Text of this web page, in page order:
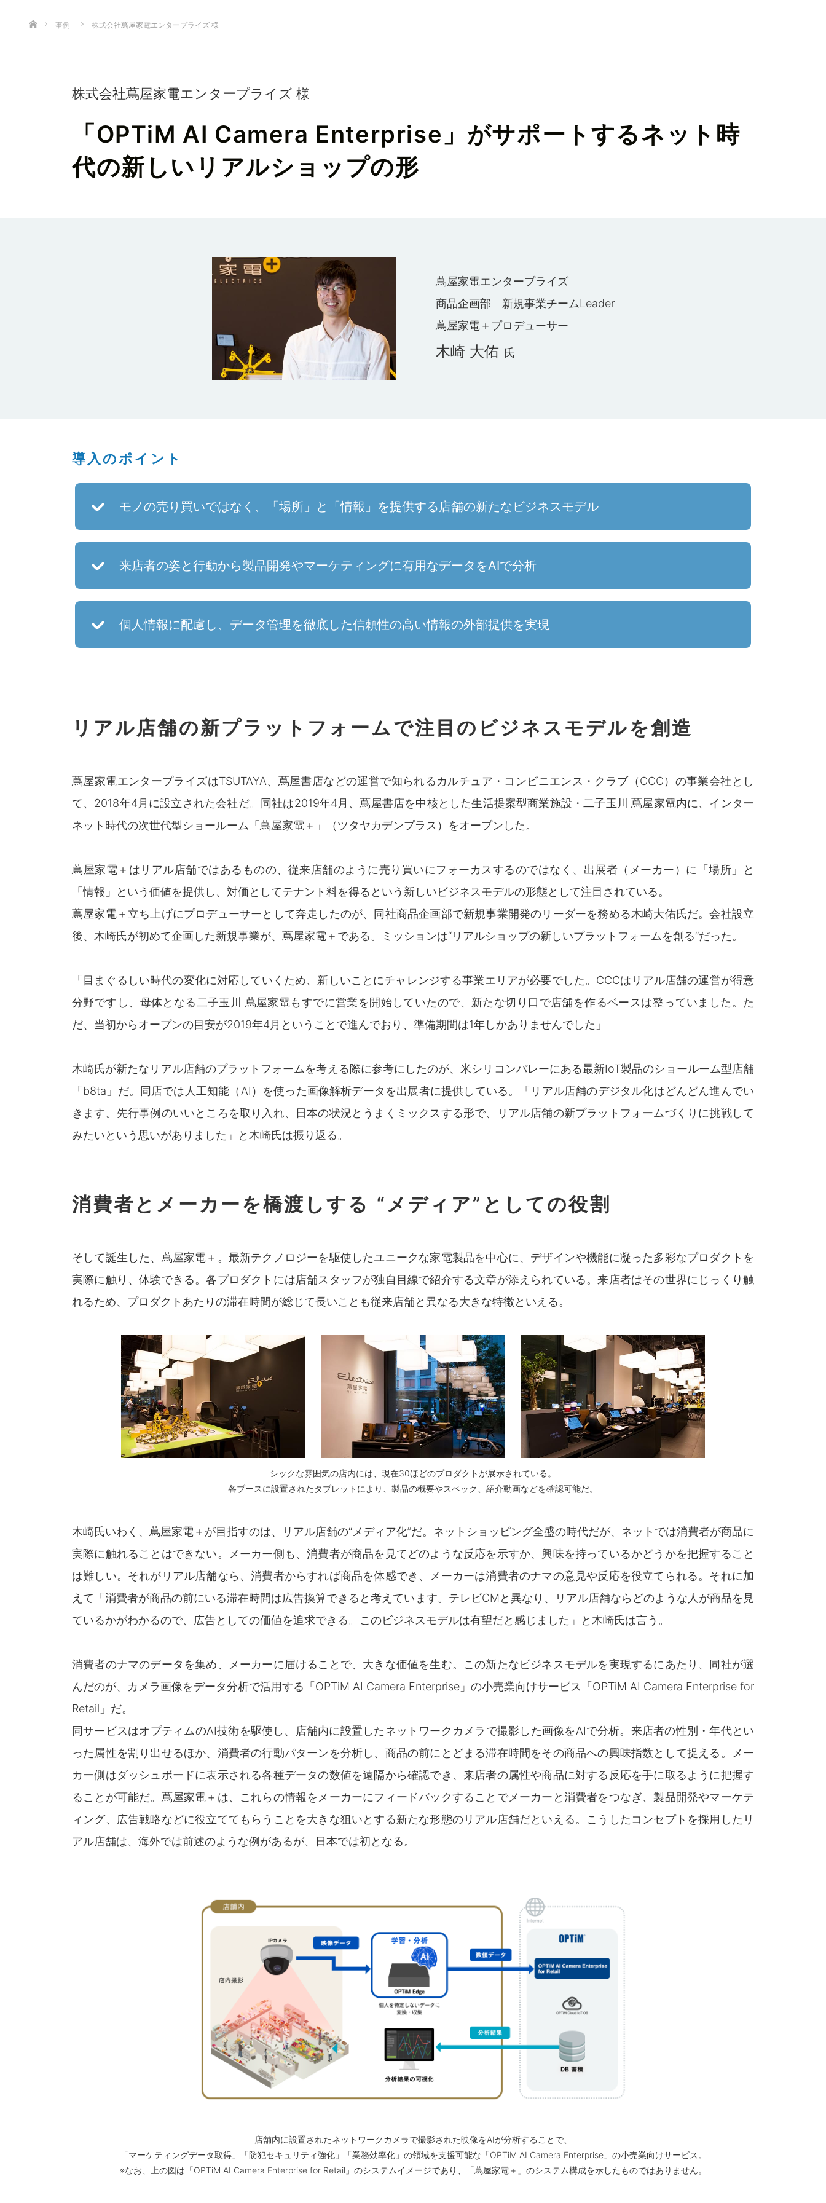
事例 株式会社蔦屋家電エンタープライズ 様
株式会社蔦屋家電エンタープライズ 様
「OPTiM AI Camera Enterprise」がサポートするネット時
代の新しいリアルショップの形
蔦屋家電エンタープライズ
商品企画部 新規事業チームLeader
蔦屋家電＋プロデューサー
木崎 大佑 氏
導入のポイント
モノの売り買いではなく、「場所」と「情報」を提供する店舗の新たなビジネスモデル
来店者の姿と行動から製品開発やマーケティングに有用なデータをAIで分析
個人情報に配慮し、データ管理を徹底した信頼性の高い情報の外部提供を実現
リアル店舗の新プラットフォームで注目のビジネスモデルを創造
蔦屋家電エンタープライズはTSUTAYA、蔦屋書店などの運営で知られるカルチュア・コンビニエンス・クラブ（CCC）の事業会社とし
て、2018年4月に設立された会社だ。同社は2019年4月、蔦屋書店を中核とした生活提案型商業施設・二子玉川 蔦屋家電内に、インター
ネット時代の次世代型ショールーム「蔦屋家電＋」（ツタヤカデンプラス）をオープンした。
蔦屋家電＋はリアル店舗ではあるものの、従来店舗のように売り買いにフォーカスするのではなく、出展者（メーカー）に「場所」と
「情報」という価値を提供し、対価としてテナント料を得るという新しいビジネスモデルの形態として注目されている。
蔦屋家電＋立ち上げにプロデューサーとして奔走したのが、同社商品企画部で新規事業開発のリーダーを務める木崎大佑氏だ。会社設立
後、木崎氏が初めて企画した新規事業が、蔦屋家電＋である。ミッションは“リアルショップの新しいプラットフォームを創る”だった。
「目まぐるしい時代の変化に対応していくため、新しいことにチャレンジする事業エリアが必要でした。CCCはリアル店舗の運営が得意
分野ですし、母体となる二子玉川 蔦屋家電もすでに営業を開始していたので、新たな切り口で店舗を作るベースは整っていました。た
だ、当初からオープンの目安が2019年4月ということで進んでおり、準備期間は1年しかありませんでした」
木崎氏が新たなリアル店舗のプラットフォームを考える際に参考にしたのが、米シリコンバレーにある最新IoT製品のショールーム型店舗
「b8ta」だ。同店では人工知能（AI）を使った画像解析データを出展者に提供している。「リアル店舗のデジタル化はどんどん進んでい
きます。先行事例のいいところを取り入れ、日本の状況とうまくミックスする形で、リアル店舗の新プラットフォームづくりに挑戦して
みたいという思いがありました」と木崎氏は振り返る。
消費者とメーカーを橋渡しする “メディア”としての役割
そして誕生した、蔦屋家電＋。最新テクノロジーを駆使したユニークな家電製品を中心に、デザインや機能に凝った多彩なプロダクトを
実際に触り、体験できる。各プロダクトには店舗スタッフが独自目線で紹介する文章が添えられている。来店者はその世界にじっくり触
れるため、プロダクトあたりの滞在時間が総じて長いことも従来店舗と異なる大きな特徴といえる。
シックな雰囲気の店内には、現在30ほどのプロダクトが展示されている。
各ブースに設置されたタブレットにより、製品の概要やスペック、紹介動画などを確認可能だ。
木崎氏いわく、蔦屋家電＋が目指すのは、リアル店舗の“メディア化”だ。ネットショッピング全盛の時代だが、ネットでは消費者が商品に
実際に触れることはできない。メーカー側も、消費者が商品を見てどのような反応を示すか、興味を持っているかどうかを把握すること
は難しい。それがリアル店舗なら、消費者からすれば商品を体感でき、メーカーは消費者のナマの意見や反応を役立てられる。それに加
えて「消費者が商品の前にいる滞在時間は広告換算できると考えています。テレビCMと異なり、リアル店舗ならどのような人が商品を見
ているかがわかるので、広告としての価値を追求できる。このビジネスモデルは有望だと感じました」と木崎氏は言う。
消費者のナマのデータを集め、メーカーに届けることで、大きな価値を生む。この新たなビジネスモデルを実現するにあたり、同社が選
んだのが、カメラ画像をデータ分析で活用する「OPTiM AI Camera Enterprise」の小売業向けサービス「OPTiM AI Camera Enterprise for
Retail」だ。
同サービスはオプティムのAI技術を駆使し、店舗内に設置したネットワークカメラで撮影した画像をAIで分析。来店者の性別・年代とい
った属性を割り出せるほか、消費者の行動パターンを分析し、商品の前にとどまる滞在時間をその商品への興味指数として捉える。メー
カー側はダッシュボードに表示される各種データの数値を遠隔から確認でき、来店者の属性や商品に対する反応を手に取るように把握す
ることが可能だ。蔦屋家電＋は、これらの情報をメーカーにフィードバックすることでメーカーと消費者をつなぎ、製品開発やマーケテ
ィング、広告戦略などに役立ててもらうことを大きな狙いとする新たな形態のリアル店舗だといえる。こうしたコンセプトを採用したリ
アル店舗は、海外では前述のような例があるが、日本では初となる。
店舗内に設置されたネットワークカメラで撮影された映像をAIが分析することで、
「マーケティングデータ取得」「防犯セキュリティ強化」「業務効率化」の領域を支援可能な「OPTiM AI Camera Enterprise」の小売業向けサービス。
※なお、上の図は「OPTiM AI Camera Enterprise for Retail」のシステムイメージであり、「蔦屋家電＋」のシステム構成を示したものではありません。